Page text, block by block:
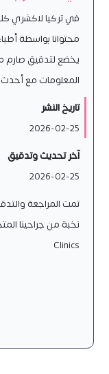
في تركيا لاكشري
محتوانا بواسطة
يخضع لتدقيق صارم
المعلومات مع أحدث
تاريخ النشر
2026-02-25
آخر تحديث وتدقيق
2026-02-25
تمت المراجعة
Clinics